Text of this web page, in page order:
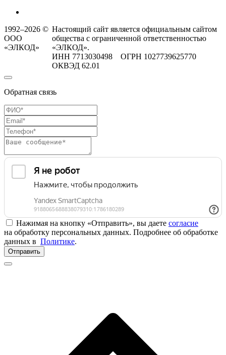
1992–2026 ©
ООО
«ЭЛКОД»
Настоящий сайт является официальным сайтом
общества с ограниченной ответственностью
«ЭЛКОД».
ИНН 7713030498 ОГРН 1027739625770
ОКВЭД 62.01
Обратная связь
Нажимая на кнопку «Отправить», вы даете согласие
на обработку персональных данных. Подробнее об обработке
данных в Политике.
Отправить